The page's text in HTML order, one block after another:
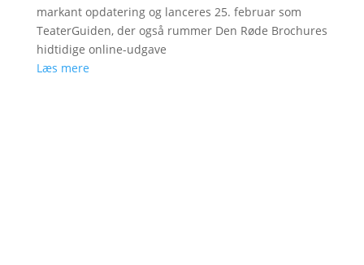
markant opdatering og lanceres 25. februar som
TeaterGuiden, der også rummer Den Røde Brochures
hidtidige online-udgave
Læs mere